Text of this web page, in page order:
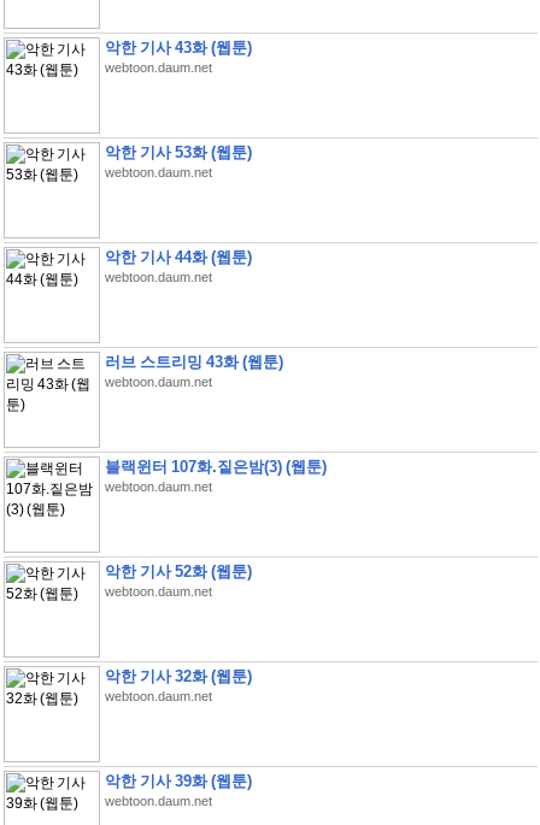
악한 기사 43화 (웹툰)
webtoon.daum.net
악한 기사 53화 (웹툰)
webtoon.daum.net
악한 기사 44화 (웹툰)
webtoon.daum.net
러브 스트리밍 43화 (웹툰)
webtoon.daum.net
블랙윈터 107화.짙은밤(3) (웹툰)
webtoon.daum.net
악한 기사 52화 (웹툰)
webtoon.daum.net
악한 기사 32화 (웹툰)
webtoon.daum.net
악한 기사 39화 (웹툰)
webtoon.daum.net